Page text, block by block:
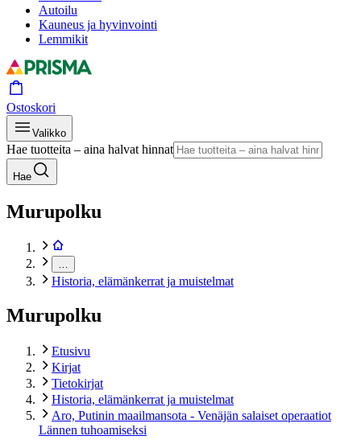
Autoilu
Kauneus ja hyvinvointi
Lemmikit
Ostoskori
Valikko
Hae tuotteita – aina halvat hinnat
Hae
Murupolku
Historia, elämänkerrat ja muistelmat
Murupolku
Etusivu
Kirjat
Tietokirjat
Historia, elämänkerrat ja muistelmat
Aro, Putinin maailmansota - Venäjän salaiset operaatiot
Lännen tuhoamiseksi